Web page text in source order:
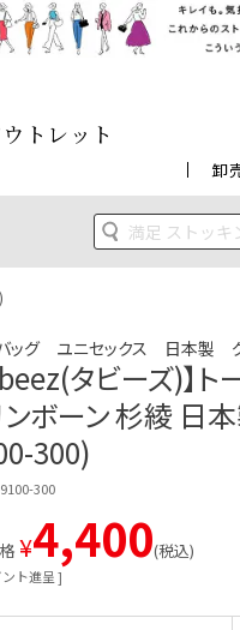
トレット
卸
バッグ ユニセックス 日本製
タビーズ)】
ボーン 杉綾 日
300)
300
ト進呈 ]
¥4,400 税込